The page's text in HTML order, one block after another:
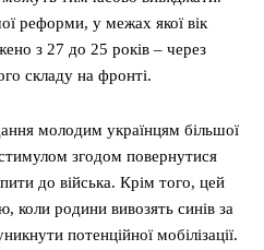
реформи, у межах якої вік
з 27 до 25 років – через
складу на фронті.
молодим українцям більшої
згодом повернутися
до війська. Крім того, цей
коли родини вивозять синів за
потенційної мобілізації.